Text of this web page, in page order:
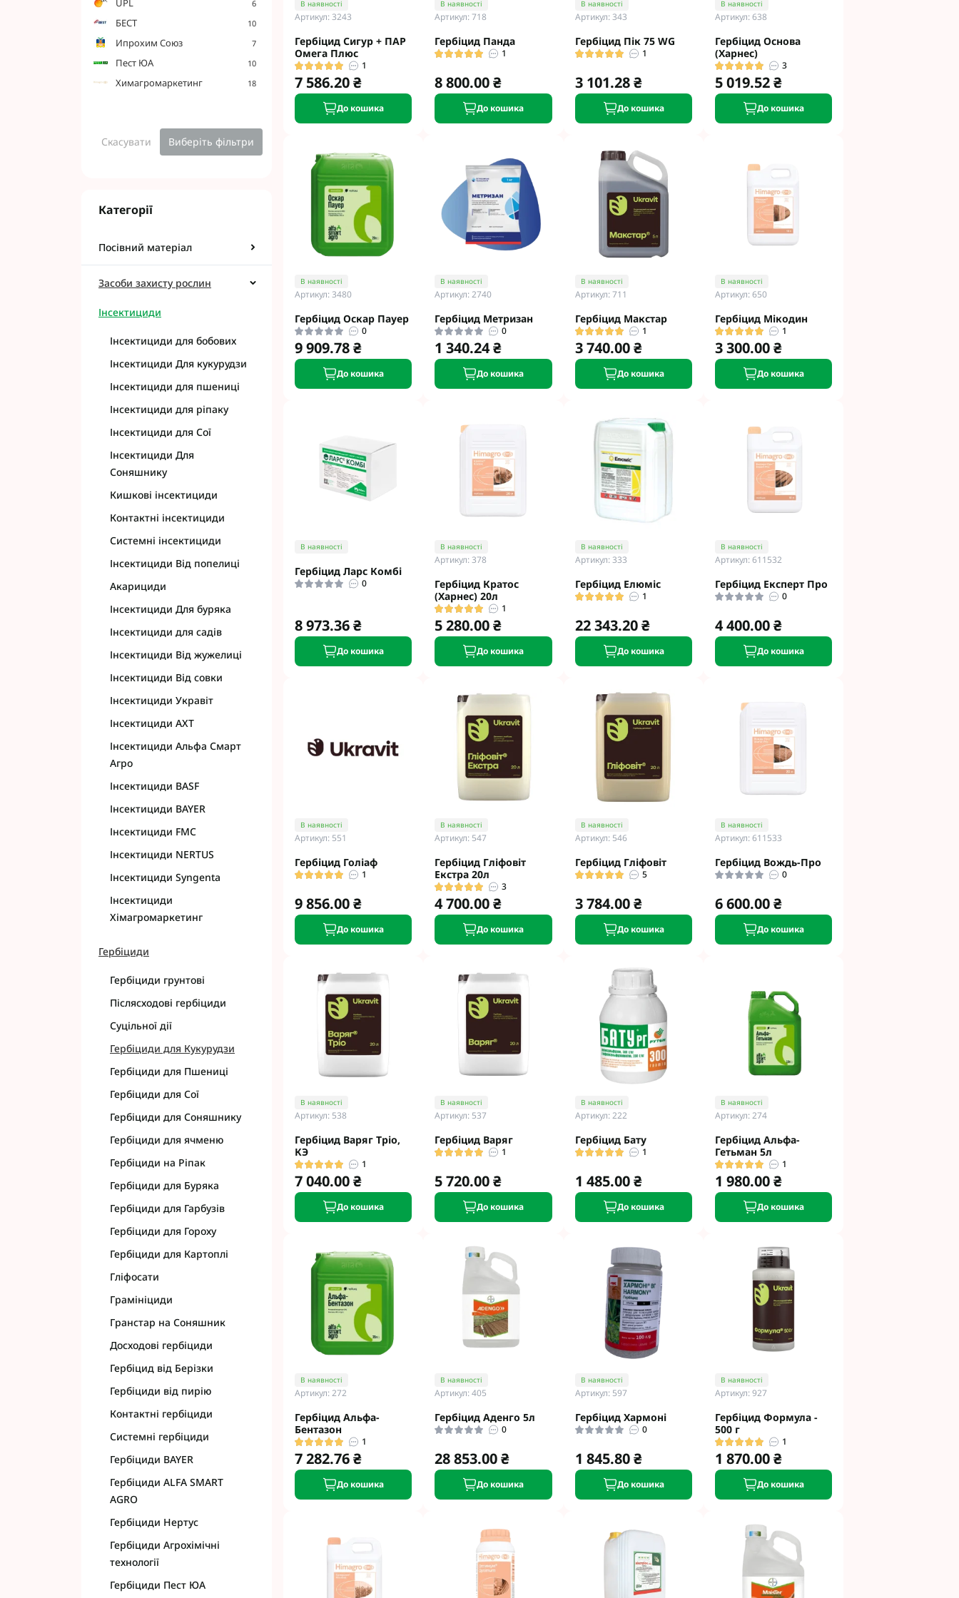
Фунгіциди Corteva
Фунгіциди Пест ЮА
Фунгіциди Укравіт
Фунгіциди Химагромаркетинг
Фунгіциди BASF
Фунгіциди BAYER
Фунгіциди FMC
Фунгіциди NERTUS
Фунгіциди Syngenta
Мікродобрива Плантоніт
Агро
6
БЕСТ 10
Ипрохим Союз 7
Пест ЮА 10
Химагромаркетинг 18
Скасувати Виберіть фільтри
Категорії
Посівний матеріал
Засоби захисту рослин
Інсектициди
Інсектициди для бобових
Інсектициди Для кукурудзи
Інсектициди для пшениці
Інсектициди для ріпаку
Інсектициди для Сої
Інсектициди Для
Соняшнику
Кишкові інсектициди
Контактні інсектициди
Системні інсектициди
Інсектициди Від попелиці
Акарициди
Інсектициди Для буряка
Інсектициди для садів
Інсектициди Від жужелиці
Інсектициди Від совки
Інсектициди Укравіт
Інсектициди АХТ
Інсектициди Альфа Смарт
Агро
Інсектициди BASF
Інсектициди BAYER
Інсектициди FMC
Інсектициди NERTUS
Інсектициди Syngenta
Інсектициди
Хімагромаркетинг
Гербіциди
Гербіциди грунтові
Післясходові гербіциди
Суцільної дії
Гербіциди для Кукурудзи
Гербіциди для Пшениці
Гербіциди для Сої
Гербіциди для Соняшнику
Гербіциди для ячменю
Гербіциди на Ріпак
Гербіциди для Буряка
Гербіциди для Гарбузів
Гербіциди для Гороху
Гербіциди для Картоплі
Гліфосати
Грамініциди
Гранстар на Соняшник
Досходові гербіциди
Гербіцид від Берізки
Гербіциди від пирію
Контактні гербіциди
Системні гербіциди
Гербіциди BAYER
Гербіциди ALFA SMART
AGRO
Гербіциди Нертус
Гербіциди Агрохімічні
технології
Гербіциди Пест ЮА
В наявності
Артикул: 3243
Гербіцид Сигур + ПАР
Омега Плюс
1
7 586.20 ₴
До кошика
В наявності
Артикул: 718
Гербіцид Панда
1
8 800.00 ₴
До кошика
В наявності
Артикул: 343
Гербіцид Пік 75 WG
1
3 101.28 ₴
До кошика
В наявності
Артикул: 638
Гербіцид Основа
(Харнес)
3
5 019.52 ₴
До кошика
В наявності
Артикул: 3480
Гербіцид Оскар Пауер
0
9 909.78 ₴
До кошика
В наявності
Артикул: 2740
Гербіцид Метризан
0
1 340.24 ₴
До кошика
В наявності
Артикул: 711
Гербіцид Макстар
1
3 740.00 ₴
До кошика
В наявності
Артикул: 650
Гербіцид Мікодин
1
3 300.00 ₴
До кошика
В наявності
Гербіцид Ларс Комбі
0
8 973.36 ₴
До кошика
В наявності
Артикул: 378
Гербіцид Кратос
(Харнес) 20л
1
5 280.00 ₴
До кошика
В наявності
Артикул: 333
Гербіцид Елюміс
1
22 343.20 ₴
До кошика
В наявності
Артикул: 611532
Гербіцид Експерт Про
0
4 400.00 ₴
До кошика
В наявності
Артикул: 551
Гербіцид Голіаф
1
9 856.00 ₴
До кошика
В наявності
Артикул: 547
Гербіцид Гліфовіт
Екстра 20л
3
4 700.00 ₴
До кошика
В наявності
Артикул: 546
Гербіцид Гліфовіт
5
3 784.00 ₴
До кошика
В наявності
Артикул: 611533
Гербіцид Вождь-Про
0
6 600.00 ₴
До кошика
В наявності
Артикул: 538
Гербіцид Варяг Тріо,
КЭ
1
7 040.00 ₴
До кошика
В наявності
Артикул: 537
Гербіцид Варяг
1
5 720.00 ₴
До кошика
В наявності
Артикул: 222
Гербіцид Бату
1
1 485.00 ₴
До кошика
В наявності
Артикул: 274
Гербіцид Альфа-
Гетьман 5л
1
1 980.00 ₴
До кошика
В наявності
Артикул: 272
Гербіцид Альфа-
Бентазон
1
7 282.76 ₴
До кошика
В наявності
Артикул: 405
Гербіцид Аденго 5л
0
28 853.00 ₴
До кошика
В наявності
Артикул: 597
Гербіцид Хармоні
0
1 845.80 ₴
До кошика
В наявності
Артикул: 927
Гербіцид Формула -
500 г
1
1 870.00 ₴
До кошика